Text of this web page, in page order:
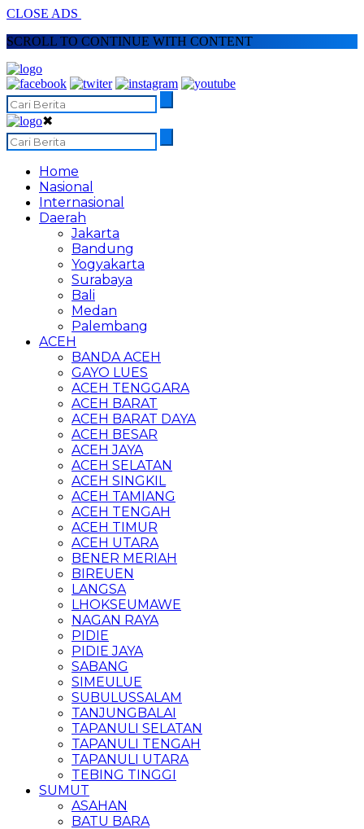
CLOSE ADS
SCROLL TO CONTINUE WITH CONTENT
✖
Home
Nasional
Internasional
Daerah
Jakarta
Bandung
Yogyakarta
Surabaya
Bali
Medan
Palembang
ACEH
BANDA ACEH
GAYO LUES
ACEH TENGGARA
ACEH BARAT
ACEH BARAT DAYA
ACEH BESAR
ACEH JAYA
ACEH SELATAN
ACEH SINGKIL
ACEH TAMIANG
ACEH TENGAH
ACEH TIMUR
ACEH UTARA
BENER MERIAH
BIREUEN
LANGSA
LHOKSEUMAWE
NAGAN RAYA
PIDIE
PIDIE JAYA
SABANG
SIMEULUE
SUBULUSSALAM
TANJUNGBALAI
TAPANULI SELATAN
TAPANULI TENGAH
TAPANULI UTARA
TEBING TINGGI
SUMUT
ASAHAN
BATU BARA